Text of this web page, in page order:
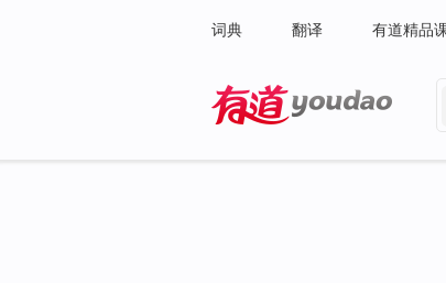
词典 翻译 有道精品